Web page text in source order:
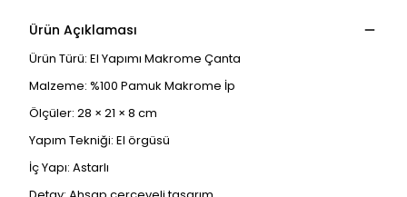
Ürün Açıklaması
Ürün Türü: El Yapımı Makrome Çanta
Malzeme: %100 Pamuk Makrome İp
Ölçüler: 28 × 21 × 8 cm
Yapım Tekniği: El örgüsü
İç Yapı: Astarlı